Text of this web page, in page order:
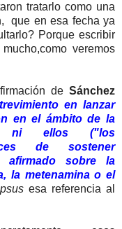
tratarlo como una
que en esa fecha ya
Porque escribir
veremos
de Sánchez
en lanzar
en el ámbito de la
ni ellos ("los
de sostener
afirmado sobre la
la metenamina o el
esa referencia al